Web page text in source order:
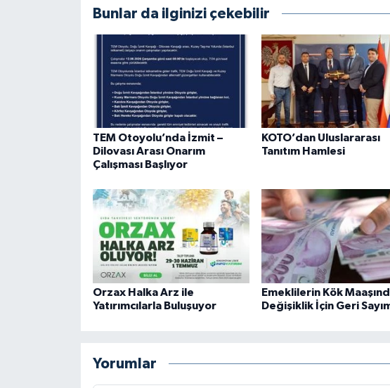
Bunlar da ilginizi çekebilir
TEM Otoyolu’nda İzmit –
Dilovası Arası Onarım
Çalışması Başlıyor
KOTO’dan Uluslararası
Tanıtım Hamlesi
Orzax Halka Arz ile
Yatırımcılarla Buluşuyor
Emeklilerin Kök
Değişiklik İçin Geri
Yorumlar